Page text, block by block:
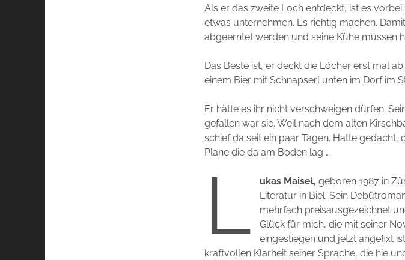
Als er das zweite Loch entdeckt, ist es
etwas unternehmen. Es richtig machen.
abgeerntet werden und seine Kühe müssen
Das Beste ist, er deckt die Löcher erst mal
einem Bier mit Schnapserl unten im Dorf im
Er hätte es ihr nicht verschweigen dürfen.
gefallen war sie. Weil nach dem alten
schief da seit ein paar Tagen. Hatte
Plane die da am Boden lag …
L ukas Maisel, geboren 1987 in
Literatur in Biel. Sein
mehrfach preisausgezeichnet
Glück für mich, die mit seiner
eingestiegen und jetzt angefixt
kraftvollen Klarheit seiner Sprache, die hie